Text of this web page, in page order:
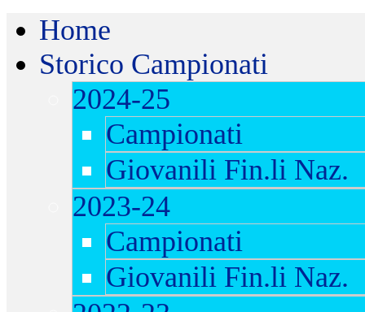
Home
Storico Campionati
2024-25
Campionati
Giovanili Fin.li Naz.
2023-24
Campionati
Giovanili Fin.li Naz.